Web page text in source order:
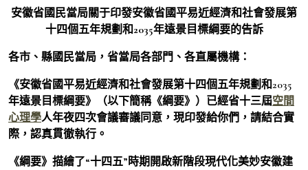
安徽省國民當局關于印發安徽省國平易近經濟和社會發展第
十四個五年規劃和2035年遠景目標綱要的告訴
各市、縣國民當局，省當局各部門、各直屬機構：
《安徽省國平易近經濟和社會發展第十四個五年規劃和2035
年遠景目標綱要》（以下簡稱《綱要》）已經省十三屆空間
心理學人年夜四次會議審議同意，現印發給你們，請結合實
際，認真貫徹執行。
《綱要》描繪了“十四五”時期開啟新階段現代化美妙安徽建